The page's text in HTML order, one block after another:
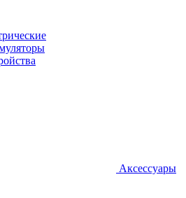
Аксессуары